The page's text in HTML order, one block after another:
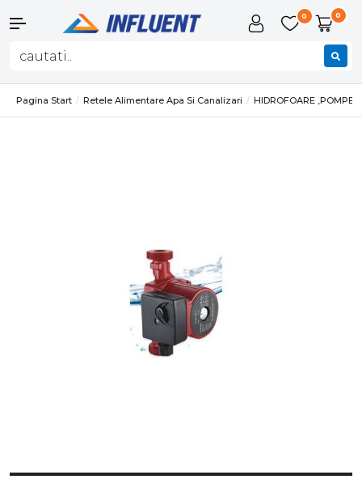
0 0
Pagina Start Retele Alimentare Apa Si Canalizari HIDROFOARE ,POMPE